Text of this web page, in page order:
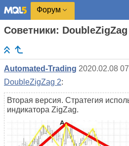
Форум
Советники:
Automated-Trading 2020.02.08
DoubleZigZag 2:
Вторая версия. Стратегия
индикатора ZigZag.